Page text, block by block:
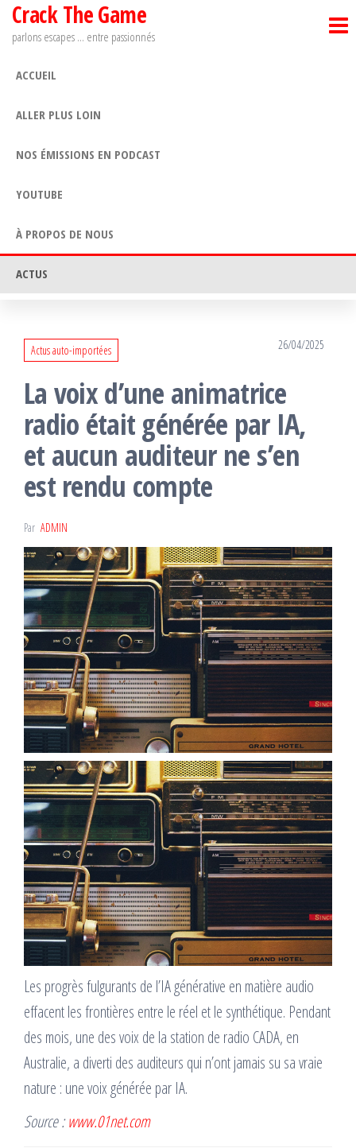
Passer
Crack The Game
parlons escapes … entre passionnés
ACCUEIL
ALLER PLUS LOIN
NOS ÉMISSIONS EN PODCAST
YOUTUBE
À PROPOS DE NOUS
ACTUS
Actus auto-importées 26/04/2025
La voix d’une animatrice
radio était générée par IA,
et aucun auditeur ne s’en
est rendu compte
Par ADMIN
Les progrès fulgurants de l’IA générative en matière audio
effacent les frontières entre le réel et le synthétique. Pendant
des mois, une des voix de la station de radio CADA, en
Australie, a diverti des auditeurs qui n’ont jamais su sa vraie
nature : une voix générée par IA.
Source :www.01net.com